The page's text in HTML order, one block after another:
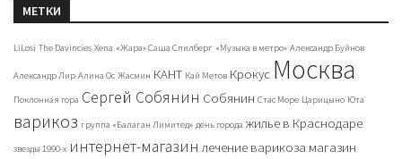
МЕТКИ
LiLosi The Davincies Xena «Жара» Саша Спилберг «Музыка в метро» Александр Буйнов
Александр Лир Алина Ос Жасмин КАНТ Кай Метов Крокус Москва
Поклонная гора Сергей Собянин Собянин Стас Море Царицыно Юта
варикоз группа «Балаган Лимитед» день города жилье в Краснодаре
звезды 1990-х интернет-магазин лечение варикоза магазин